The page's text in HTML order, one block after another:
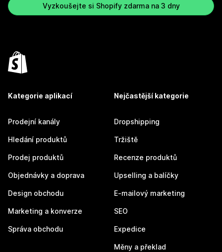
Vyzkoušejte si Shopify zdarma na 3 dny
Kategorie aplikací
Prodejní kanály
Hledání produktů
Prodej produktů
Objednávky a doprava
Design obchodu
Marketing a konverze
Správa obchodu
Nejčastější kategorie
Dropshipping
Tržiště
Recenze produktů
Upselling a balíčky
E-mailový marketing
SEO
Expedice
Měny a překlad